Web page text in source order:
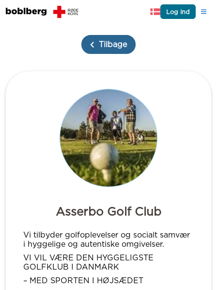
Log ind
Tilbage
Asserbo Golf Club
Vi tilbyder golfoplevelser og socialt samvær
i hyggelige og autentiske omgivelser.
VI VIL VÆRE DEN HYGGELIGSTE
GOLFKLUB I DANMARK
– MED SPORTEN I HØJSÆDET